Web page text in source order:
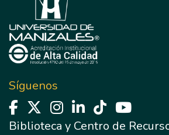
Síguenos
Biblioteca y Centro de